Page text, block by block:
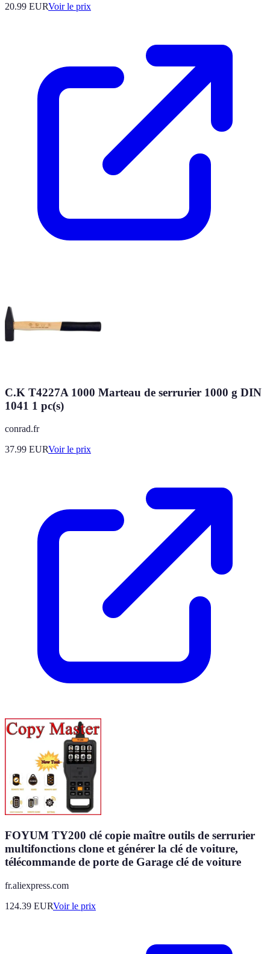
20.99 EURVoir le prix
C.K T4227A 1000 Marteau de serrurier 1000 g DIN
1041 1 pc(s)
conrad.fr
37.99 EURVoir le prix
FOYUM TY200 clé copie maître outils de serrurier
multifonctions clone et générer la clé de voiture,
télécommande de porte de Garage clé de voiture
fr.aliexpress.com
124.39 EURVoir le prix